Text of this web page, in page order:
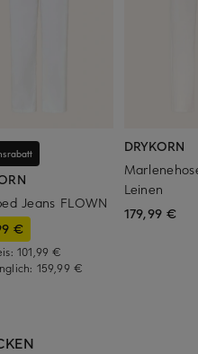
Jeans FLOWN
€
101,99 €
159,99 €
DRYKORN
Leinen
179,99 €